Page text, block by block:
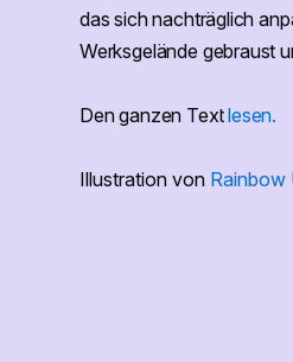
das sich nachträglich
Werksgelände gebraust
Den ganzen Textlesen.
Illustration von Rainbow